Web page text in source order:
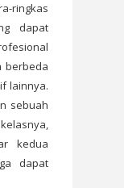
ringkas
dapat
berbeda
lainnya.
sebuah
kedua
dapat